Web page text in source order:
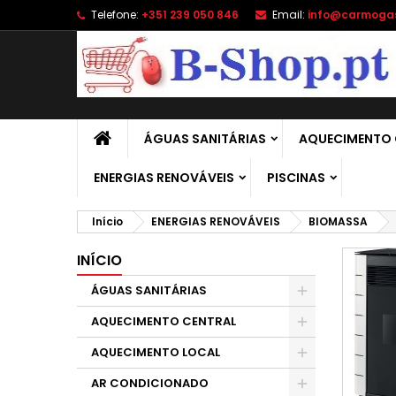
Telefone: +351 239 050 846 Email:
ÁGUAS SANITÁRIAS AQUECIMENTO
ENERGIAS RENOVÁVEIS PISCINAS
Início ENERGIAS RENOVÁVEIS BIOMASSA
INÍCIO
ÁGUAS SANITÁRIAS
AQUECIMENTO CENTRAL
AQUECIMENTO LOCAL
AR CONDICIONADO
add_circle_outline
É